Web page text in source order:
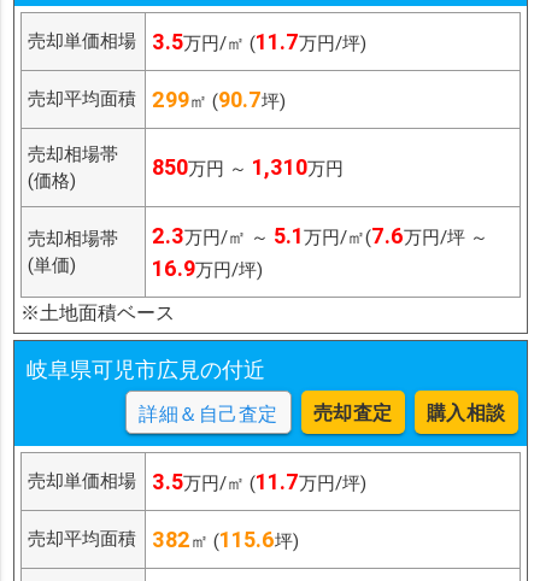
売却単価相場 3.5万円/㎡ (11.7万円/坪)
売却平均面積 299㎡ (90.7坪)
売却相場帯
(価格)
850万円 ～ 1,310万円
売却相場帯
(単価)
2.3万円/㎡ ～ 5.1万円/㎡(7.6万円/坪 ～
16.9万円/坪)
※土地面積ベース
岐阜県可児市広見の付近
詳細＆自己査定 売却査定 購入相談
売却単価相場 3.5万円/㎡ (11.7万円/坪)
売却平均面積 382㎡ (115.6坪)